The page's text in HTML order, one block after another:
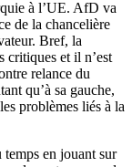
à l’UE. AfD va
de la chancelière
Bref, la
critiques et il n’est
relance du
qu’à sa gauche,
problèmes liés à la
en jouant sur